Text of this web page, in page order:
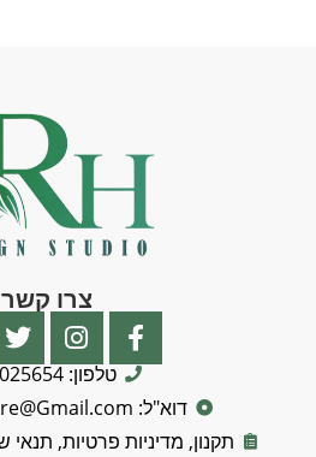
צרו קשר
טלפון: 052-8025654
דוא"ל: RHdesign.Store@Gmail.com
תקנון, מדיניות פרטיות,